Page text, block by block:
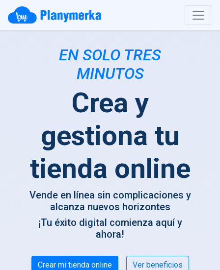
EN SOLO TRES
MINUTOS
Crea y
gestiona tu
tienda online
Vende en línea sin complicaciones y
alcanza nuevos horizontes
¡Tu éxito digital comienza aquí y
ahora!
Crear mi tienda online Ver beneficios